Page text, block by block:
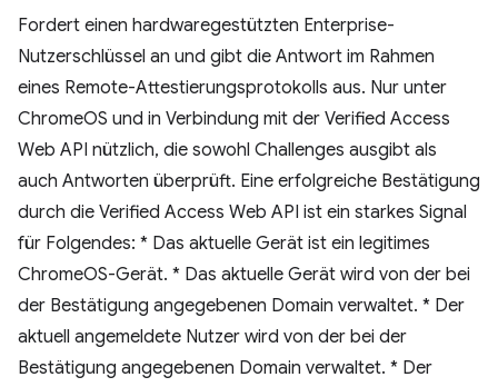
Fordert einen hardwaregestützten Enterprise-
Nutzerschlüssel an und gibt die Antwort im Rahmen
eines Remote-Attestierungsprotokolls aus. Nur unter
ChromeOS und in Verbindung mit der Verified Access
Web API nützlich, die sowohl Challenges ausgibt als
auch Antworten überprüft. Eine erfolgreiche Bestätigung
durch die Verified Access Web API ist ein starkes Signal
für Folgendes: * Das aktuelle Gerät ist ein legitimes
ChromeOS-Gerät. * Das aktuelle Gerät wird von der bei
der Bestätigung angegebenen Domain verwaltet. * Der
aktuell angemeldete Nutzer wird von der bei der
Bestätigung angegebenen Domain verwaltet. * Der